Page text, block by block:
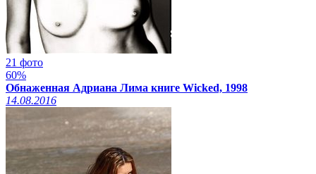
21 фото
60%
Обнаженная Адриана Лима книге Wicked, 1998
14.08.2016